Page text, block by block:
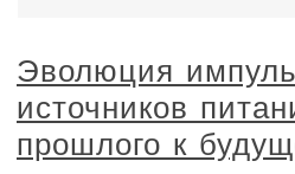
Эволюция
источников
прошлого к